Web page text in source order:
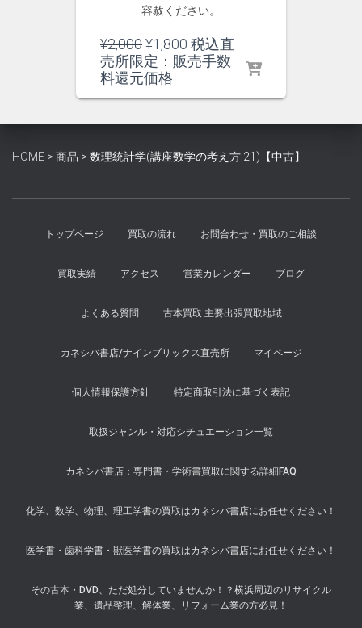
容赦ください。
¥2,000元
の
価
¥2,000
し
¥1,800 現
在
は
で
税込直
売所限定：販売手数
料還元価格
HOME > 商品 > 数理統計学(講座数学の考え方 21)【中古】
トップページ 買取の流れ お問合わせ・買取のご相談
買取実績 アクセス 営業カレンダー ブログ
よくある質問 古本買取 主要出張買取地域
カネシバ書店/ナインブリックス直売所 マイページ
個人情報保護方針 特定商取引法に基づく表記
取扱ジャンル・対応シチュエーション一覧
カネシバ書店：専門書・学術書買取に関する詳細FAQ
化学、数学、物理、理工学書の買取はカネシバ書店にお任せください！
医学書・歯科学書・獣医学書の買取はカネシバ書店にお任せください！
その古本・DVD、ただ処分していませんか！？横浜周辺のリサイクル
業、遺品整理、解体業、リフォーム業の方必見！